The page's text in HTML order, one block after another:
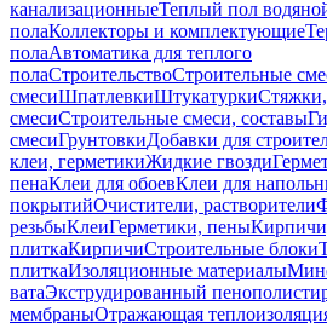
канализационныеТеплый пол
полаКоллекторы и комплектующие
полаАвтоматика для теплого
полаСтроительствоСтроительные
смесиШпатлевкиШтукатурки
смесиСтроительные смеси, составы
смесиГрунтовкиДобавки для
клеи, герметикиЖидкие гвозди
пенаКлеи для обоевКлеи для
покрытийОчистители, растворители
резьбыКлеиГерметики, пены
плиткаКирпичиСтроительные блоки
плиткаИзоляционные материалы
ватаЭкструдированный
мембраныОтражающая